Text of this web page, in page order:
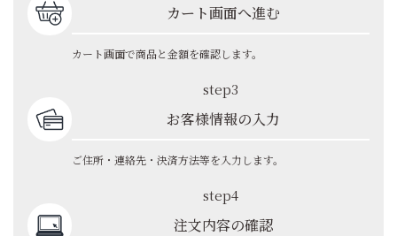
カート画面へ進む
カート画面で商品と金額を確認します。
step3
お客様情報の入力
ご住所・連絡先・決済方法等を入力します。
step4
注文内容の確認